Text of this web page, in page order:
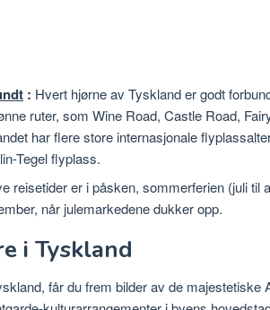
: Hvert hjørne av Tyskland er godt
ruter, som Wine Road, Castle Road,
har flere store internasjonale
Tegel flyplass.
reisetider er i påsken, sommerferien (juli til
når julemarkedene dukker opp.
i Tyskland
får du frem bilder av de majestetiske